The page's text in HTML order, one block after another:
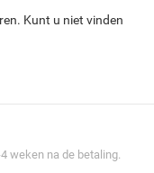
Kunt u niet vinden
weken na de betaling.